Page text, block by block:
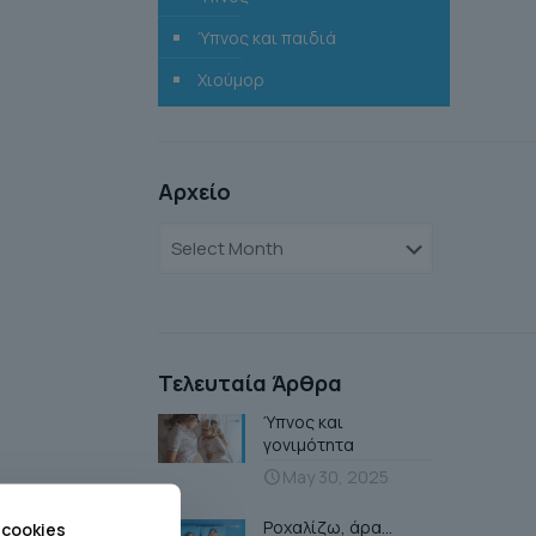
Ύπνος και παιδιά
Χιούμορ
Αρχείο
Τελευταία Άρθρα
Ύπνος και
γονιμότητα
May 30, 2025
Ροχαλίζω, άρα…